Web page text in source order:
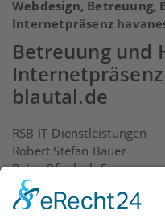
Webdesign, Betreuung,
Internetpräsenz
Betreuung und
blautal.de
RSB IT-Dienstleistungen
Robert Stefan Bauer
Beim Ofenloch 5
89182 Bernstadt
fon: +49(0)173 – 282 1 282